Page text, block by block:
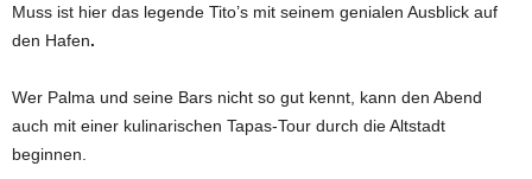
Muss ist hier das legende Tito’s mit seinem genialen Ausblick auf
den Hafen.
Wer Palma und seine Bars nicht so gut kennt, kann den Abend
auch mit einer kulinarischen Tapas-Tour durch die Altstadt
beginnen.